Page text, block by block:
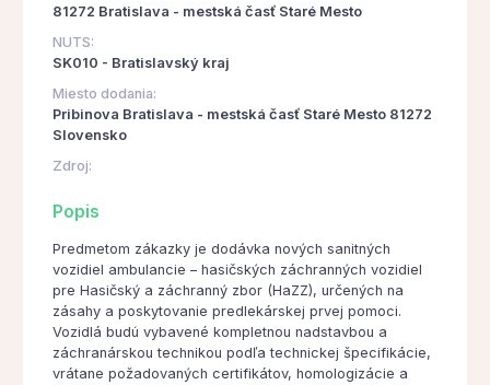
81272 Bratislava - mestská časť Staré Mesto
NUTS:
SK010 - Bratislavský kraj
Miesto dodania:
Pribinova Bratislava - mestská časť Staré Mesto 81272
Slovensko
Zdroj:
Popis
Predmetom zákazky je dodávka nových sanitných
vozidiel ambulancie – hasičských záchranných vozidiel
pre Hasičský a záchranný zbor (HaZZ), určených na
zásahy a poskytovanie predlekárskej prvej pomoci.
Vozidlá budú vybavené kompletnou nadstavbou a
záchranárskou technikou podľa technickej špecifikácie,
vrátane požadovaných certifikátov, homologizácie a